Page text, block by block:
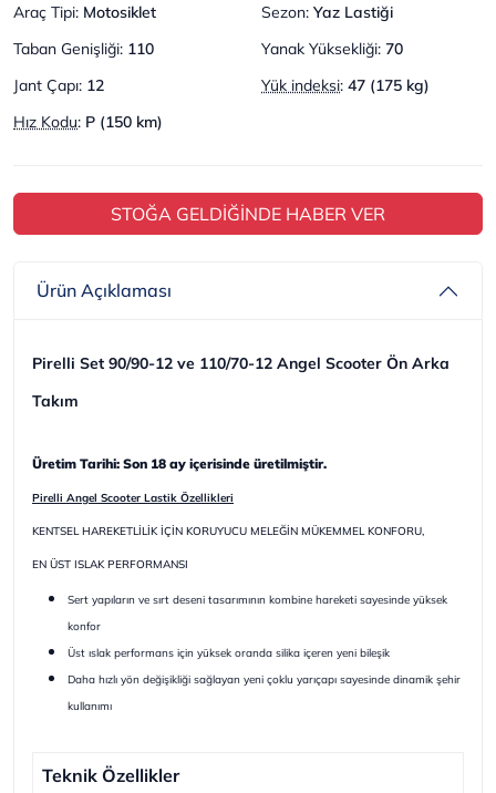
Araç Tipi: Motosiklet Sezon: Yaz Lastiği
Taban Genişliği: 110 Yanak Yüksekliği: 70
Jant Çapı: 12 Yük indeksi: 47 (175 kg)
Hız Kodu: P (150 km)
STOĞA GELDİĞİNDE HABER VER
Ürün Açıklaması
Pirelli Set 90/90-12 ve 110/70-12 Angel Scooter Ön Arka
Takım
Üretim Tarihi: Son 18 ay içerisinde üretilmiştir.
Pirelli Angel Scooter Lastik Özellikleri
KENTSEL HAREKETLİLİK İÇİN KORUYUCU MELEĞİN MÜKEMMEL KONFORU,
EN ÜST ISLAK PERFORMANSI
Sert yapıların ve sırt deseni tasarımının kombine hareketi sayesinde yüksek
konfor
Üst ıslak performans için yüksek oranda silika içeren yeni bileşik
Daha hızlı yön değişikliği sağlayan yeni çoklu yarıçapı sayesinde dinamik şehir
kullanımı
Teknik Özellikler